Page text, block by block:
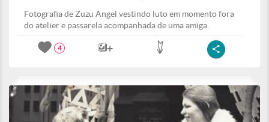
Fotografia de Zuzu Angel vestindo luto em momento fora
do atelier e passarela acompanhada de uma amiga.
4